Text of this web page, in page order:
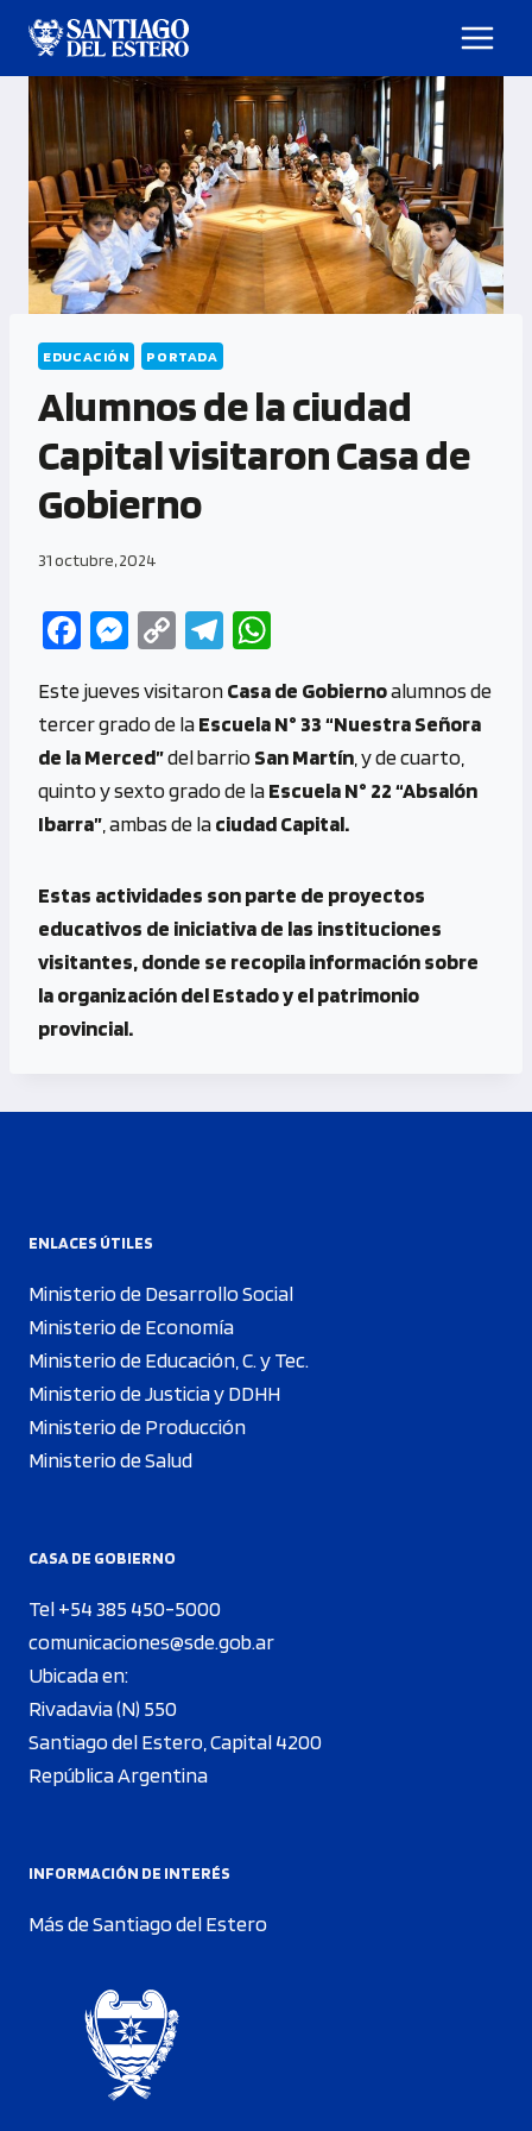
EDUCACIÓN PORTADA
Alumnos de la ciudad
Capital visitaron Casa de
Gobierno
31 octubre, 2024
Fa
b
o
o
k
M
se
n
g
er
C
py
Li
n
k
Te
gr
a
m
at
s
A
p
Este jueves visitaronCasa de Gobiernoalumnos de
tercer grado de laEscuela N° 33 “Nuestra Señora
de la Merced”del barrioSan Martín , y de cuarto,
quinto y sexto grado de laEscuela N° 22 “Absalón
Ibarra” , ambas de laciudad Capital.
Estas actividades son parte de proyectos
educativos de iniciativa de las instituciones
visitantes, donde se recopila información sobre
la organización del Estado y el patrimonio
provincial.
ENLACES ÚTILES
Ministerio de Desarrollo Social
Ministerio de Economía
Ministerio de Educación, C. y Tec.
Ministerio de Justicia y DDHH
Ministerio de Producción
Ministerio de Salud
CASA DE GOBIERNO
Tel +54 385 450-5000
comunicaciones@sde.gob.ar
Ubicada en:
Rivadavia (N) 550
Santiago del Estero, Capital 4200
República Argentina
INFORMACIÓN DE INTERÉS
Más de Santiago del Estero